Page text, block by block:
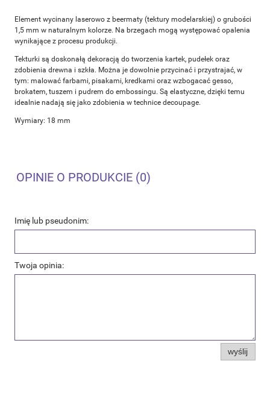
Element wycinany laserowo z beermaty (tektury modelarskiej) o grubości
1,5 mm w naturalnym kolorze. Na brzegach mogą występować opalenia
wynikające z procesu produkcji.
Tekturki są doskonałą dekoracją do tworzenia kartek, pudełek oraz
zdobienia drewna i szkła. Można je dowolnie przycinać i przystrajać, w
tym: malować farbami, pisakami, kredkami oraz wzbogacać gesso,
brokatem, tuszem i pudrem do embossingu. Są elastyczne, dzięki temu
idealnie nadają się jako zdobienia w technice decoupage.
Wymiary: 18 mm
OPINIE O PRODUKCIE (0)
Imię lub pseudonim:
Twoja opinia:
wyślij